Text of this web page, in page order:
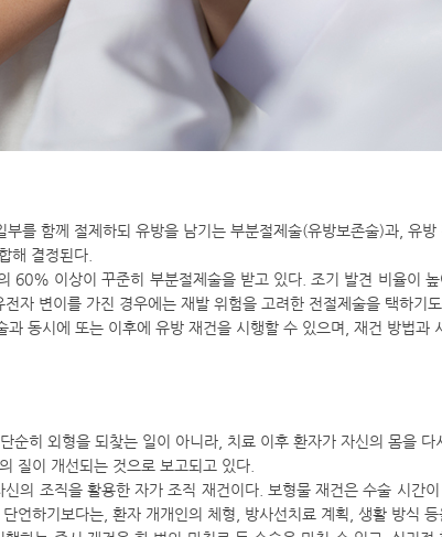
를 함께 절제하되 유방을 남기는 부분절제술(유방보존술)과, 유
해 결정된다.
60% 이상이 꾸준히 부분절제술을 받고 있다. 조기 발견 비율이
자 변이를 가진 경우에는 재발 위험을 고려한 전절제술을 택하기도
동시에 또는 이후에 유방 재건을 시행할 수 있으며, 재건 방법과
순히 외형을 되찾는 일이 아니라, 치료 이후 환자가 자신의 몸을
질이 개선되는 것으로 보고되고 있다.
의 조직을 활용한 자가 조직 재건이다. 보형물 재건은 수술 시간
언하기보다는, 환자 개개인의 체형, 방사선치료 계획, 생활 방식